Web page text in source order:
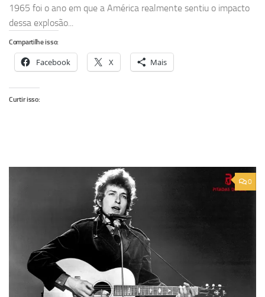
1965 foi o ano em que a América realmente sentiu o impacto
dessa explosão...
Compartilhe isso:
Facebook X Mais
Curtir isso:
0